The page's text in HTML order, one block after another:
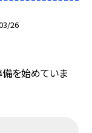
26
を始めていま